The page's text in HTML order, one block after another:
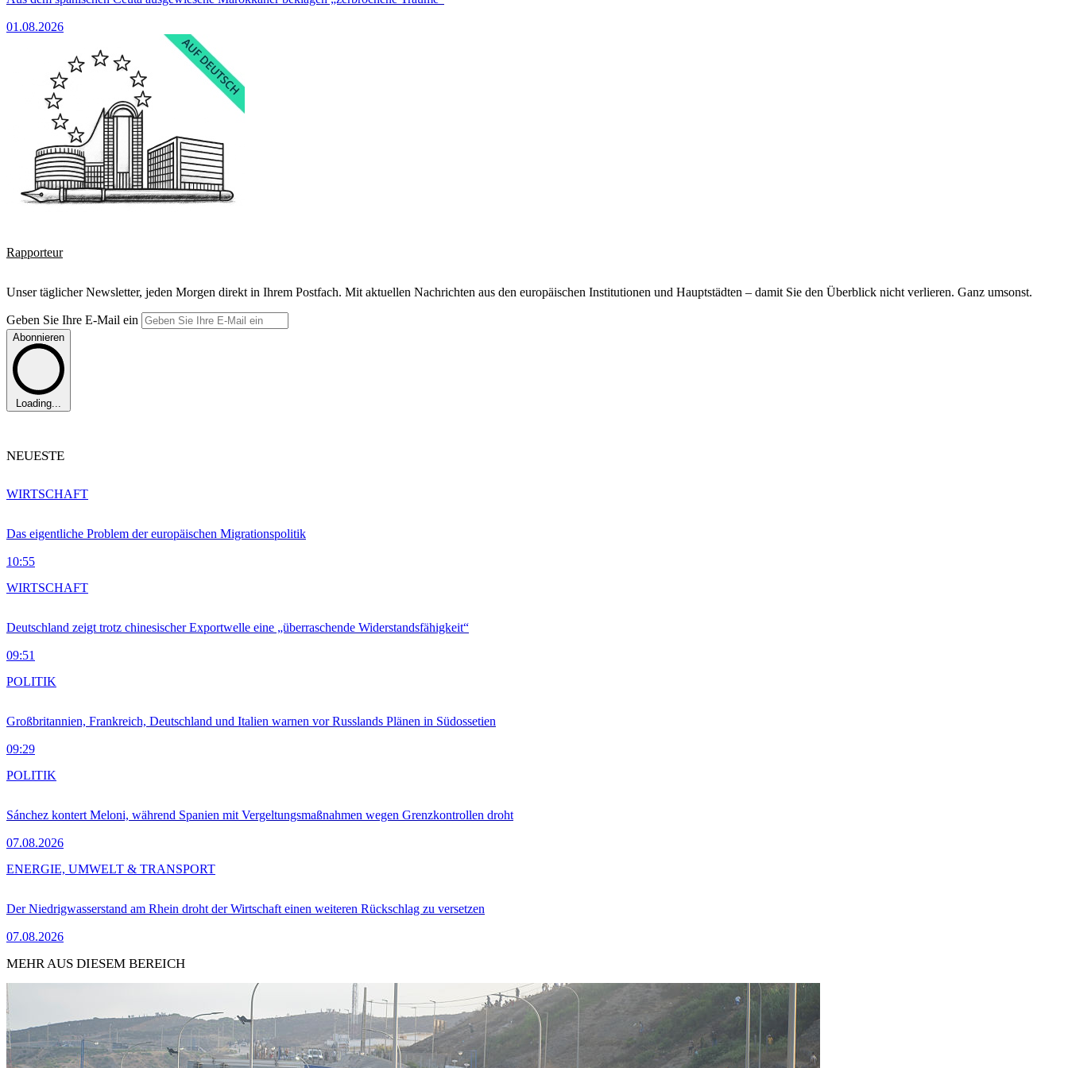
01.08.2026
Rapporteur
Unser täglicher Newsletter, jeden Morgen direkt in Ihrem Postfach. Mit aktuellen Nachrichten aus den europäischen Institutionen und Hauptstädten – damit Sie den Überblick nicht verlieren. Ganz umsonst.
Geben Sie Ihre E-Mail ein
Abonnieren
Loading...
NEUESTE
Das eigentliche Problem der europäischen Migrationspolitik
10:55
WIRTSCHAFT
Deutschland zeigt trotz chinesischer Exportwelle eine „überraschende Widerstandsfähigkeit“
09:51
WIRTSCHAFT
Großbritannien, Frankreich, Deutschland und Italien warnen vor Russlands Plänen in Südossetien
09:29
POLITIK
Sánchez kontert Meloni, während Spanien mit Vergeltungsmaßnahmen wegen Grenzkontrollen droht
07.08.2026
POLITIK
Der Niedrigwasserstand am Rhein droht der Wirtschaft einen weiteren Rückschlag zu versetzen
07.08.2026
ENERGIE, UMWELT & TRANSPORT
MEHR AUS DIESEM BEREICH